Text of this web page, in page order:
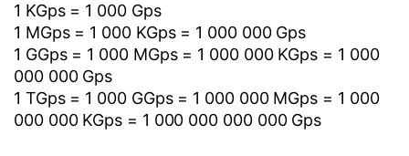
1 KGps = 1 000 Gps
1 MGps = 1 000 KGps = 1 000 000 Gps
1 GGps = 1 000 MGps = 1 000 000 KGps = 1 000
000 000 Gps
1 TGps = 1 000 GGps = 1 000 000 MGps = 1 000
000 000 KGps = 1 000 000 000 000 Gps